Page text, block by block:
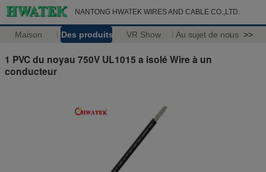
NANTONG HWATEK WIRES AND CABLE CO.,LTD.
Maison Des produits VR Show Au sujet de nous >>
1 PVC du noyau 750V UL1015 a isolé Wire à un
conducteur